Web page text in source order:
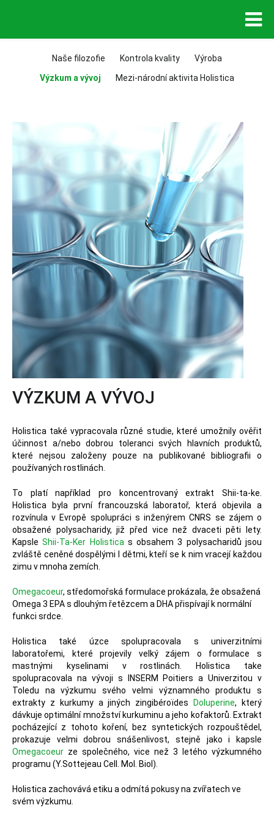
Naše filozofie Kontrola kvality
Výroba
Výzkum a vývoj
Mezi-národní aktivita Holistica
VÝZKUM A VÝVOJ
Holistica také vypracovala různé studie, které umožnily ověřit
účinnost a/nebo dobrou toleranci svých hlavních produktů,
které nejsou založeny pouze na publikované bibliografii o
používaných rostlinách.
To platí například pro koncentrovaný extrakt Shii-ta-ke.
Holistica byla první francouzská laboratoř, která objevila a
rozvínula v Evropě spolupráci s inženýrem CNRS se zájem o
obsažené polysacharidy, již před vice než dvaceti pěti lety.
KapsleShii-Ta-Ker Holisticas obsahem 3 polysacharidů jsou
zvláště ceněné dospělými I dětmi, kteří se k nim vracejí každou
zimu v mnoha zemích.
Omegacoeur, středomořská formulace prokázala, že obsažená
Omega 3 EPA s dlouhým řetězcem a DHA přispívají k normální
funkci srdce.
Holistica také úzce spolupracovala s univerzitními
laboratořemi, které projevily velký zájem o formulace s
mastnými kyselinami v rostlinách. Holistica take
spolupracovala na vývoji s INSERM Poitiers a Univerzitou v
Toledu na výzkumu svého velmi významného produktu s
extrakty z kurkumy a jiných zingibéroïdes
Doluperine, který
dávkuje optimální množství kurkuminu a jeho kofaktorů. Extrakt
pocházející z tohoto koření, bez syntetických rozpouštědel,
prokazuje velmi dobrou snášenlivost, stejně jako i kapsle
Omegacoeur ze společného, vice než 3 letého výzkumného
programu (Y.Sottejeau Cell. Mol. Biol).
Holistica zachovává etiku a odmítá pokusy na zvířatech ve
svém výzkumu.